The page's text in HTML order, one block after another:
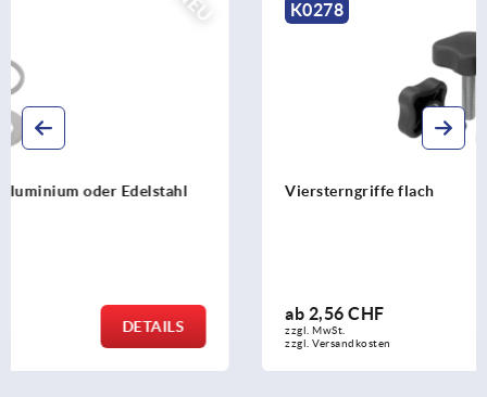
Viersterngriffe flach
2,56 CHF
zzgl. Versandkosten